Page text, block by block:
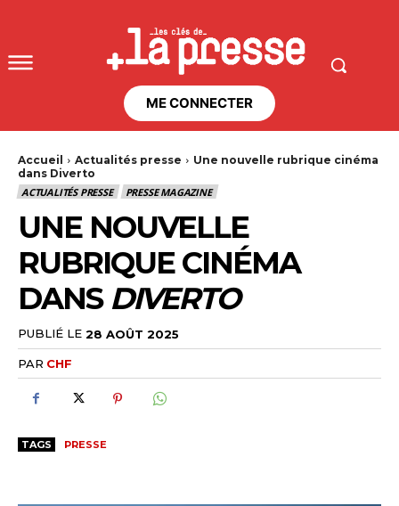
ME CONNECTER
Accueil Actualités presse
Une nouvelle rubrique cinéma
dans Diverto
ACTUALITÉS PRESSE
PRESSE MAGAZINE
UNE NOUVELLE
RUBRIQUE CINÉMA
DANS DIVERTO
PUBLIÉ LE 28 AOÛT 2025
PAR CHF
TAGS PRESSE